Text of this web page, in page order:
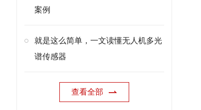
案例
就是这么简单，一文读懂无人机多光
谱传感器
查看全部